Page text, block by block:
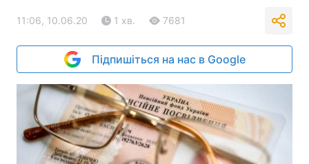
11:06, 10.06.20 1 хв. 7681
Підпишіться на нас в Google